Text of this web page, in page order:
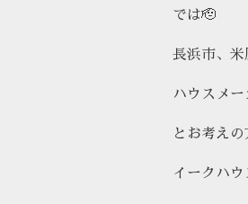
では🫡
長浜市、
ハウスメ
とお考えの
イークハ